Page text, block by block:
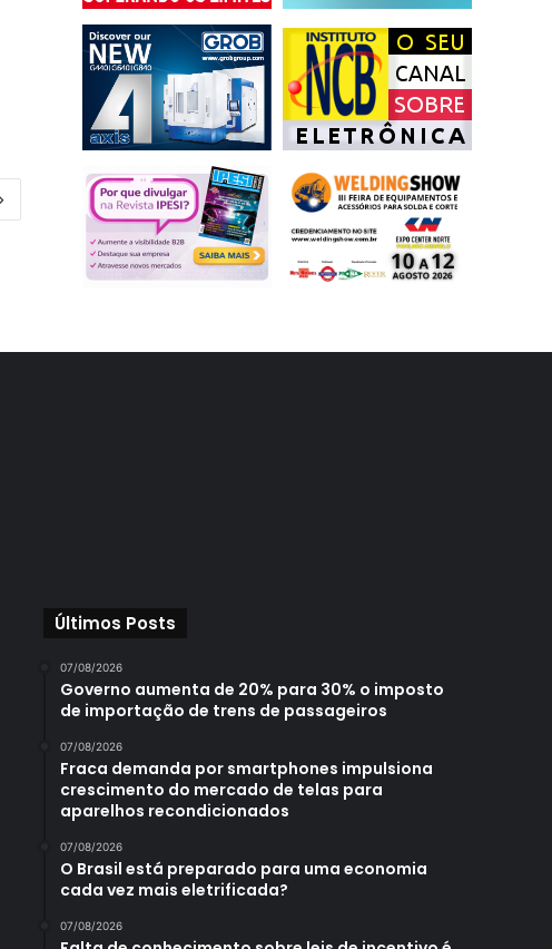
Últimos Posts
07/08/2026
Governo aumenta de 20% para 30% o imposto
de importação de trens de passageiros
07/08/2026
Fraca demanda por smartphones impulsiona
crescimento do mercado de telas para
aparelhos recondicionados
07/08/2026
O Brasil está preparado para uma economia
cada vez mais eletrificada?
07/08/2026